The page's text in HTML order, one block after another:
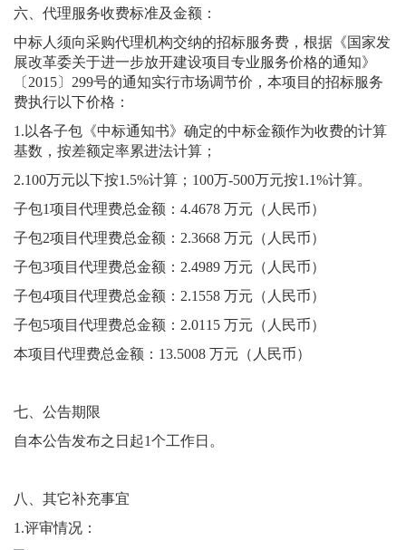
六、代理服务收费标准及金额：
中标人须向采购代理机构交纳的招标服务费，根据《国家发
展改革委关于进一步放开建设项目专业服务价格的通知》
〔 2015〕299号的通知实行市场调节价，本项目的招标服务
费执行以下价格：
1.以各子包《中标通知书》确定的中标金额作为收费的计算
基数，按差额定率累进法计算；
2.100万元以下按1.5%计算；100万-500万元按1.1%计算。
子包1项目代理费总金额： 4.4678 万元（人民币）
子包2项目代理费总金额： 2.3668 万元（人民币）
子包3项目代理费总金额： 2.4989 万元（人民币）
子包4项目代理费总金额： 2.1558 万元（人民币）
子包5项目代理费总金额： 2.0115 万元（人民币）
本项目代理费总金额： 13.5008 万元（人民币）
七、公告期限
自本公告发布之日起1个工作日。
八、其它补充事宜
1.评审情况 ：